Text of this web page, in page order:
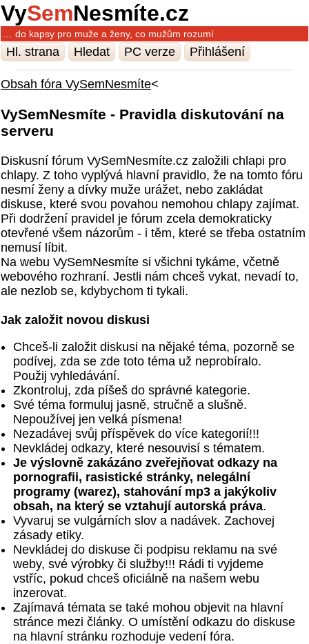
VySemNesmíte.cz
… do kapsy pro muže a ženy, co mužům rozumí
Hl. strana Hledat PC verze Přihlášení
Obsah fóra VySemNesmíte<
VySemNesmíte - Pravidla diskutování na
serveru
Diskusní fórum VySemNesmíte.cz založili chlapi pro
chlapy. Z toho vyplývá hlavní pravidlo, že na tomto fóru
nesmí ženy a dívky muže urážet, nebo zakládat
diskuse, které svou povahou nemohou chlapy zajímat.
Při dodržení pravidel je fórum zcela demokraticky
otevřené všem názorům - i těm, které se třeba ostatním
nemusí líbit.
Na webu VySemNesmíte si všichni tykáme, včetně
webového rozhraní. Jestli nám chceš vykat, nevadí to,
ale nezlob se, kdybychom ti tykali.
Jak založit novou diskusi
Chceš-li založit diskusi na nějaké téma, pozorně se
podívej, zda se zde toto téma už neprobíralo.
Použij vyhledávání.
Zkontroluj, zda píšeš do správné kategorie.
Své téma formuluj jasně, stručně a slušně.
Nepoužívej jen velká písmena!
Nezadávej svůj příspěvek do více kategorií!!!
Nevkládej odkazy, které nesouvisí s tématem.
Je výslovně zakázáno zveřejňovat odkazy na
pornografii, rasistické stránky, nelegální
programy (warez), stahování mp3 a jakýkoliv
obsah, na který se vztahují autorská práva.
Vyvaruj se vulgárních slov a nadávek. Zachovej
zásady etiky.
Nevkládej do diskuse či podpisu reklamu na své
weby, své výrobky či služby!!! Rádi ti vyjdeme
vstříc, pokud chceš oficiálně na našem webu
inzerovat.
Zajímavá témata se také mohou objevit na hlavní
stránce mezi články. O umístění odkazu do diskuse
na hlavní stránku rozhoduje vedení fóra.